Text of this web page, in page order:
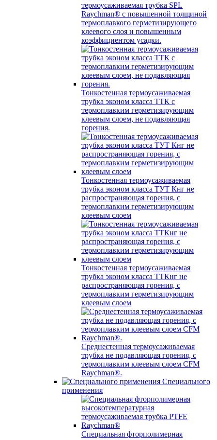
термоусаживаемая трубка SPL
Raychman® с повышенной толщиной
термоплавкого герметизирующего
клеевого слоя и повышенным
коэффициентом усадки.
Тонкостенная термоусаживаемая
трубка эконом класса ТТК с
термоплавким герметизирующим
клеевым слоем, не подавляющая
горения.
Тонкостенная термоусаживаемая
трубка эконом класса ТУТ Кнг не
распространяющая горения, с
термоплавким герметизирующим
клеевым слоем
Тонкостенная термоусаживаемая
трубка эконом класса ТТКнг не
распространяющая горения, с
термоплавким герметизирующим
клеевым слоем
Среднестенная термоусаживаемая
трубка не подавляющая горения, с
термоплавким клеевым слоем CFM
Raychman®.
Специального
применения
Специальная фторполимерная